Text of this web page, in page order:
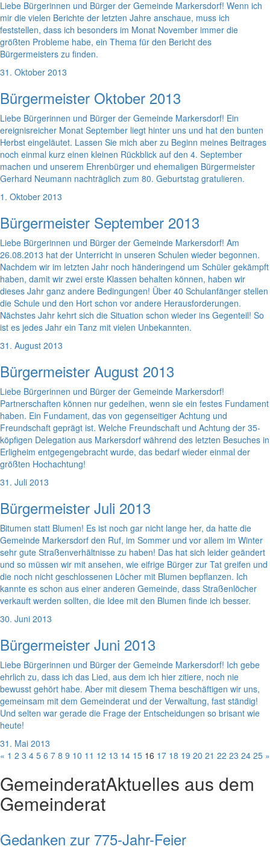
Liebe Bürgerinnen und Bürger der Gemeinde Markersdorf! Wenn ich
mir die vielen Berichte der letzten Jahre anschaue, muss ich
feststellen, dass ich besonders im Monat November immer die
größten Probleme habe, ein Thema für den Bericht des
Bürgermeisters zu finden.
31. Oktober 2013
Bürgermeister Oktober 2013
Liebe Bürgerinnen und Bürger der Gemeinde Markersdorf! Ein
ereignisreicher Monat September liegt hinter uns und hat den bunten
Herbst eingeläutet. Lassen Sie mich aber zu Beginn meines Beitrages
noch einmal kurz einen kleinen Rückblick auf den 4. September
machen und unserem Ehrenbürger und ehemaligen Bürgermeister
Gerhard Neumann nachträglich zum 80. Geburtstag gratulieren.
1. Oktober 2013
Bürgermeister September 2013
Liebe Bürgerinnen und Bürger der Gemeinde Markersdorf! Am
26.08.2013 hat der Unterricht in unseren Schulen wieder begonnen.
Nachdem wir im letzten Jahr noch händeringend um Schüler gekämpft
haben, damit wir zwei erste Klassen behalten können, haben wir
dieses Jahr ganz andere Bedingungen! Über 40 Schulanfänger stellen
die Schule und den Hort schon vor andere Herausforderungen.
Nächstes Jahr kehrt sich die Situation schon wieder ins Gegenteil! So
ist es jedes Jahr ein Tanz mit vielen Unbekannten.
31. August 2013
Bürgermeister August 2013
Liebe Bürgerinnen und Bürger der Gemeinde Markersdorf!
Partnerschaften können nur gedeihen, wenn sie ein festes Fundament
haben. Ein Fundament, das von gegenseitiger Achtung und
Freundschaft geprägt ist. Welche Freundschaft und Achtung der 35-
köpfigen Delegation aus Markersdorf während des letzten Besuches in
Erligheim entgegengebracht wurde, das bedarf wieder einmal der
größten Hochachtung!
31. Juli 2013
Bürgermeister Juli 2013
Bitumen statt Blumen! Es ist noch gar nicht lange her, da hatte die
Gemeinde Markersdorf den Ruf, im Sommer und vor allem im Winter
sehr gute Straßenverhältnisse zu haben! Das hat sich leider geändert
und so müssen wir mit ansehen, wie eifrige Bürger zur Tat greifen und
die noch nicht geschlossenen Löcher mit Blumen bepflanzen. Ich
kannte es schon aus einer anderen Gemeinde, dass Straßenlöcher
verkauft werden sollten, die Idee mit den Blumen finde ich besser.
30. Juni 2013
Bürgermeister Juni 2013
Liebe Bürgerinnen und Bürger der Gemeinde Markersdorf! Ich gebe
ehrlich zu, dass ich das Lied, aus dem ich hier zitiere, noch nie
bewusst gehört habe. Aber mit diesem Thema beschäftigen wir uns,
gemeinsam mit dem Gemeinderat und der Verwaltung, fast ständig!
Und selten war gerade die Frage der Entscheidungen so brisant wie
heute!
31. Mai 2013
« 1 2 3 4 5 6 7 8 9 10 11 12 13 14 15 16 17 18 19 20 21 22 23 24 25 »
GemeinderatAktuelles aus dem
Gemeinderat
Gedanken zur 775-Jahr-Feier